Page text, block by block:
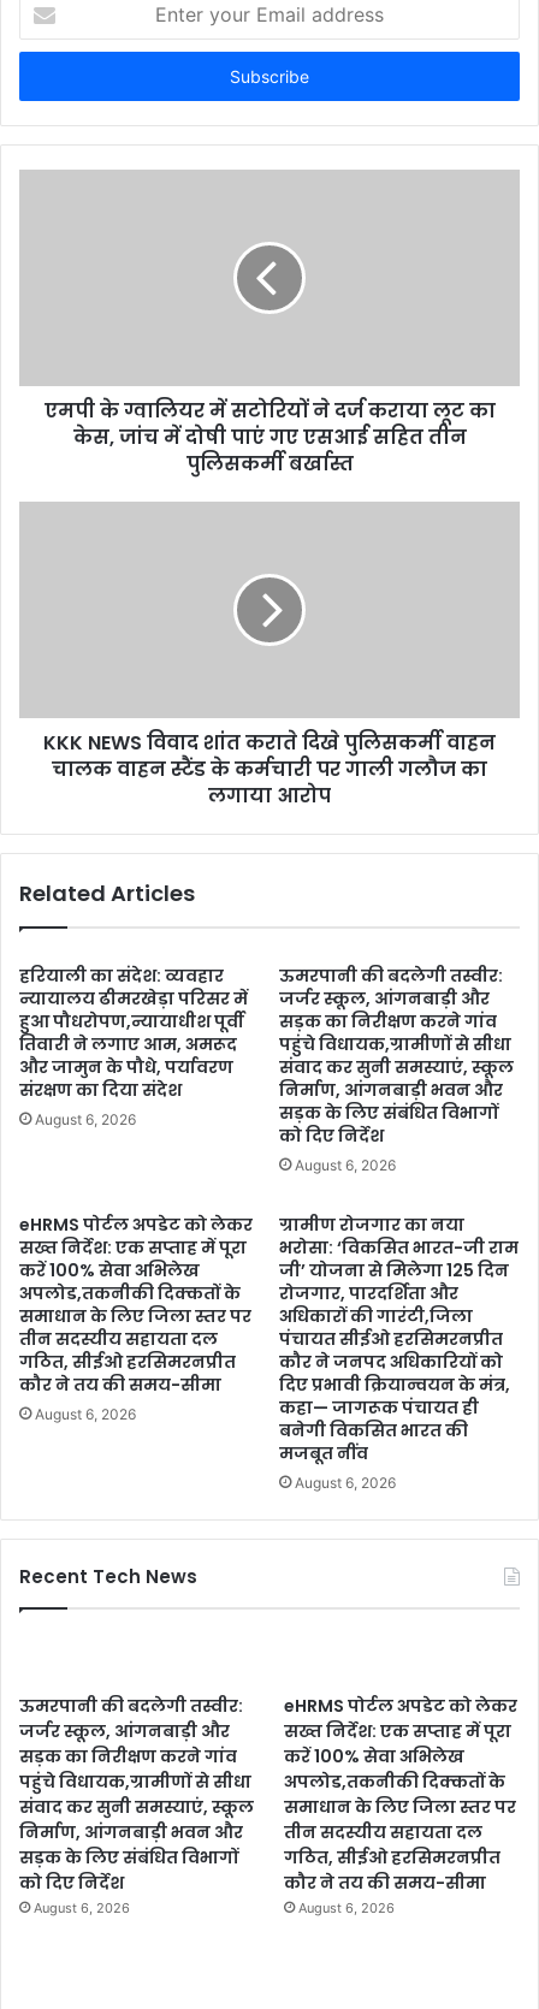
t
r
y
s
एमपी के ग्वालियर में सटोरियों ने दर्ज कराया लूट का
केस, जांच में दोषी पाएं गए एसआई सहित तीन
पुलिसकर्मी बर्खास्त
KKK NEWS विवाद शांत कराते दिखे पुलिसकर्मी वाहन
चालक वाहन स्टैंड के कर्मचारी पर गाली गलौज का
लगाया आरोप
Related Articles
हरियाली का संदेश: व्यवहार
न्यायालय ढीमरखेड़ा परिसर में
हुआ पौधरोपण,न्यायाधीश पूर्वी
तिवारी ने लगाए आम, अमरूद
और जामुन के पौधे, पर्यावरण
संरक्षण का दिया संदेश
August 6, 2026
ऊमरपानी की बदलेगी तस्वीर:
जर्जर स्कूल, आंगनबाड़ी और
सड़क का निरीक्षण करने गांव
पहुंचे विधायक,ग्रामीणों से सीधा
संवाद कर सुनी समस्याएं, स्कूल
निर्माण, आंगनबाड़ी भवन और
सड़क के लिए संबंधित विभागों
को दिए निर्देश
August 6, 2026
eHRMS पोर्टल अपडेट को लेकर
सख्त निर्देश: एक सप्ताह में पूरा
करें 100% सेवा अभिलेख
अपलोड,तकनीकी दिक्कतों के
समाधान के लिए जिला स्तर पर
तीन सदस्यीय सहायता दल
गठित, सीईओ हरसिमरनप्रीत
कौर ने तय की समय-सीमा
August 6, 2026
ग्रामीण रोजगार का नया
भरोसा: ‘विकसित भारत-जी राम
जी’ योजना से मिलेगा 125 दिन
रोजगार, पारदर्शिता और
अधिकारों की गारंटी,जिला
पंचायत सीईओ हरसिमरनप्रीत
कौर ने जनपद अधिकारियों को
दिए प्रभावी क्रियान्वयन के मंत्र,
कहा— जागरूक पंचायत ही
बनेगी विकसित भारत की
मजबूत नींव
August 6, 2026
Recent Tech News
ऊमरपानी की बदलेगी तस्वीर:
जर्जर स्कूल, आंगनबाड़ी और
सड़क का निरीक्षण करने गांव
पहुंचे विधायक,ग्रामीणों से सीधा
संवाद कर सुनी समस्याएं, स्कूल
निर्माण, आंगनबाड़ी भवन और
सड़क के लिए संबंधित विभागों
को दिए निर्देश
August 6, 2026
eHRMS पोर्टल अपडेट को लेकर
सख्त निर्देश: एक सप्ताह में पूरा
करें 100% सेवा अभिलेख
अपलोड,तकनीकी दिक्कतों के
समाधान के लिए जिला स्तर पर
तीन सदस्यीय सहायता दल
गठित, सीईओ हरसिमरनप्रीत
कौर ने तय की समय-सीमा
August 6, 2026